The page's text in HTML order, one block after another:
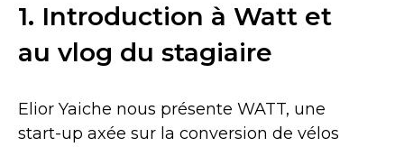
1. Introduction à Watt et
au vlog du stagiaire
Elior Yaiche nous présente WATT, une
start-up axée sur la conversion de vélos